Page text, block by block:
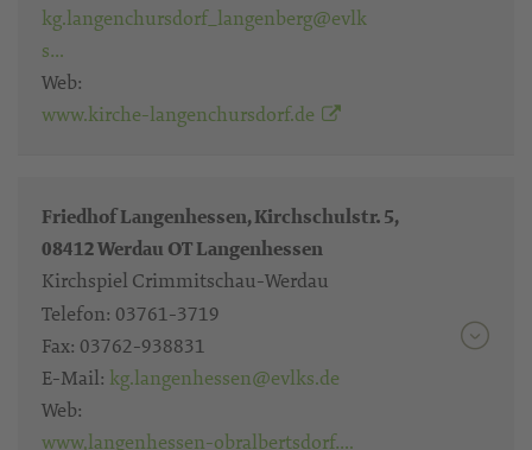
kg.langenchursdorf_langenberg@evlk
s…
Web:
www.kirche-langenchursdorf.de
Friedhof Langenhessen, Kirchschulstr. 5,
08412 Werdau OT Langenhessen
Kirchspiel Crimmitschau-Werdau
Telefon: 03761-3719
Fax: 03762-938831
E-Mail: kg.langenhessen@evlks.de
Web:
www,langenhessen-obralbertsdorf….